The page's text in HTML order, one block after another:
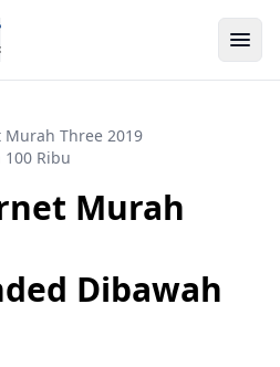
Murah Three 2019
Ribu
Murah
Dibawah